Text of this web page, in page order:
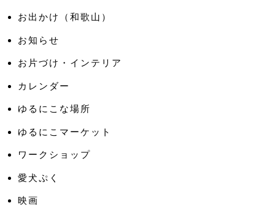
お出かけ（和歌山）
お知らせ
お片づけ・インテリア
カレンダー
ゆるにこな場所
ゆるにこマーケット
ワークショップ
愛犬ぷく
映画